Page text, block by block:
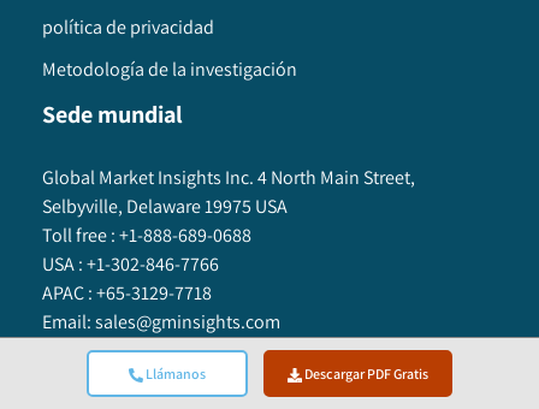
Llámanos Descargar PDF Gratis
política de privacidad
Metodología de la investigación
Sede mundial
Global Market Insights Inc. 4 North Main Street,
Selbyville, Delaware 19975 USA
Toll free :+1-888-689-0688
USA :+1-302-846-7766
APAC :+65-3129-7718
Email:sales@gminsights.com